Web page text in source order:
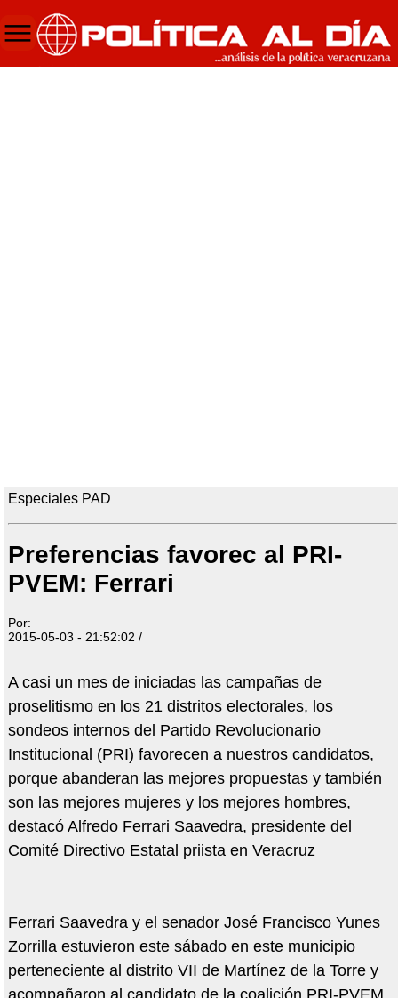
Especiales PAD
Preferencias favorec al PRI-
PVEM: Ferrari
Por:
2015-05-03 - 21:52:02 /
A casi un mes de iniciadas las campañas de
proselitismo en los 21 distritos electorales, los
sondeos internos del Partido Revolucionario
Institucional (PRI) favorecen a nuestros candidatos,
porque abanderan las mejores propuestas y también
son las mejores mujeres y los mejores hombres,
destacó Alfredo Ferrari Saavedra, presidente del
Comité Directivo Estatal priista en Veracruz
Ferrari Saavedra y el senador José Francisco Yunes
Zorrilla estuvieron este sábado en este municipio
perteneciente al distrito VII de Martínez de la Torre y